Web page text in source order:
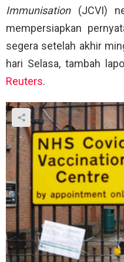
Immunisation(JCVI)
mempersiapkan
segera setelah akhir
hari Selasa, tambah
Reuters.